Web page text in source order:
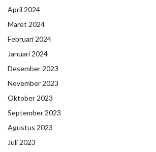
April 2024
Maret 2024
Februari 2024
Januari 2024
Desember 2023
November 2023
Oktober 2023
September 2023
Agustus 2023
Juli 2023